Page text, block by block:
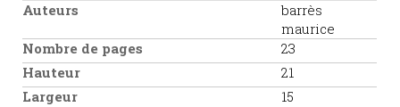
Auteurs
barrès
maurice
Nombre de pages
23
Hauteur
21
Largeur
15